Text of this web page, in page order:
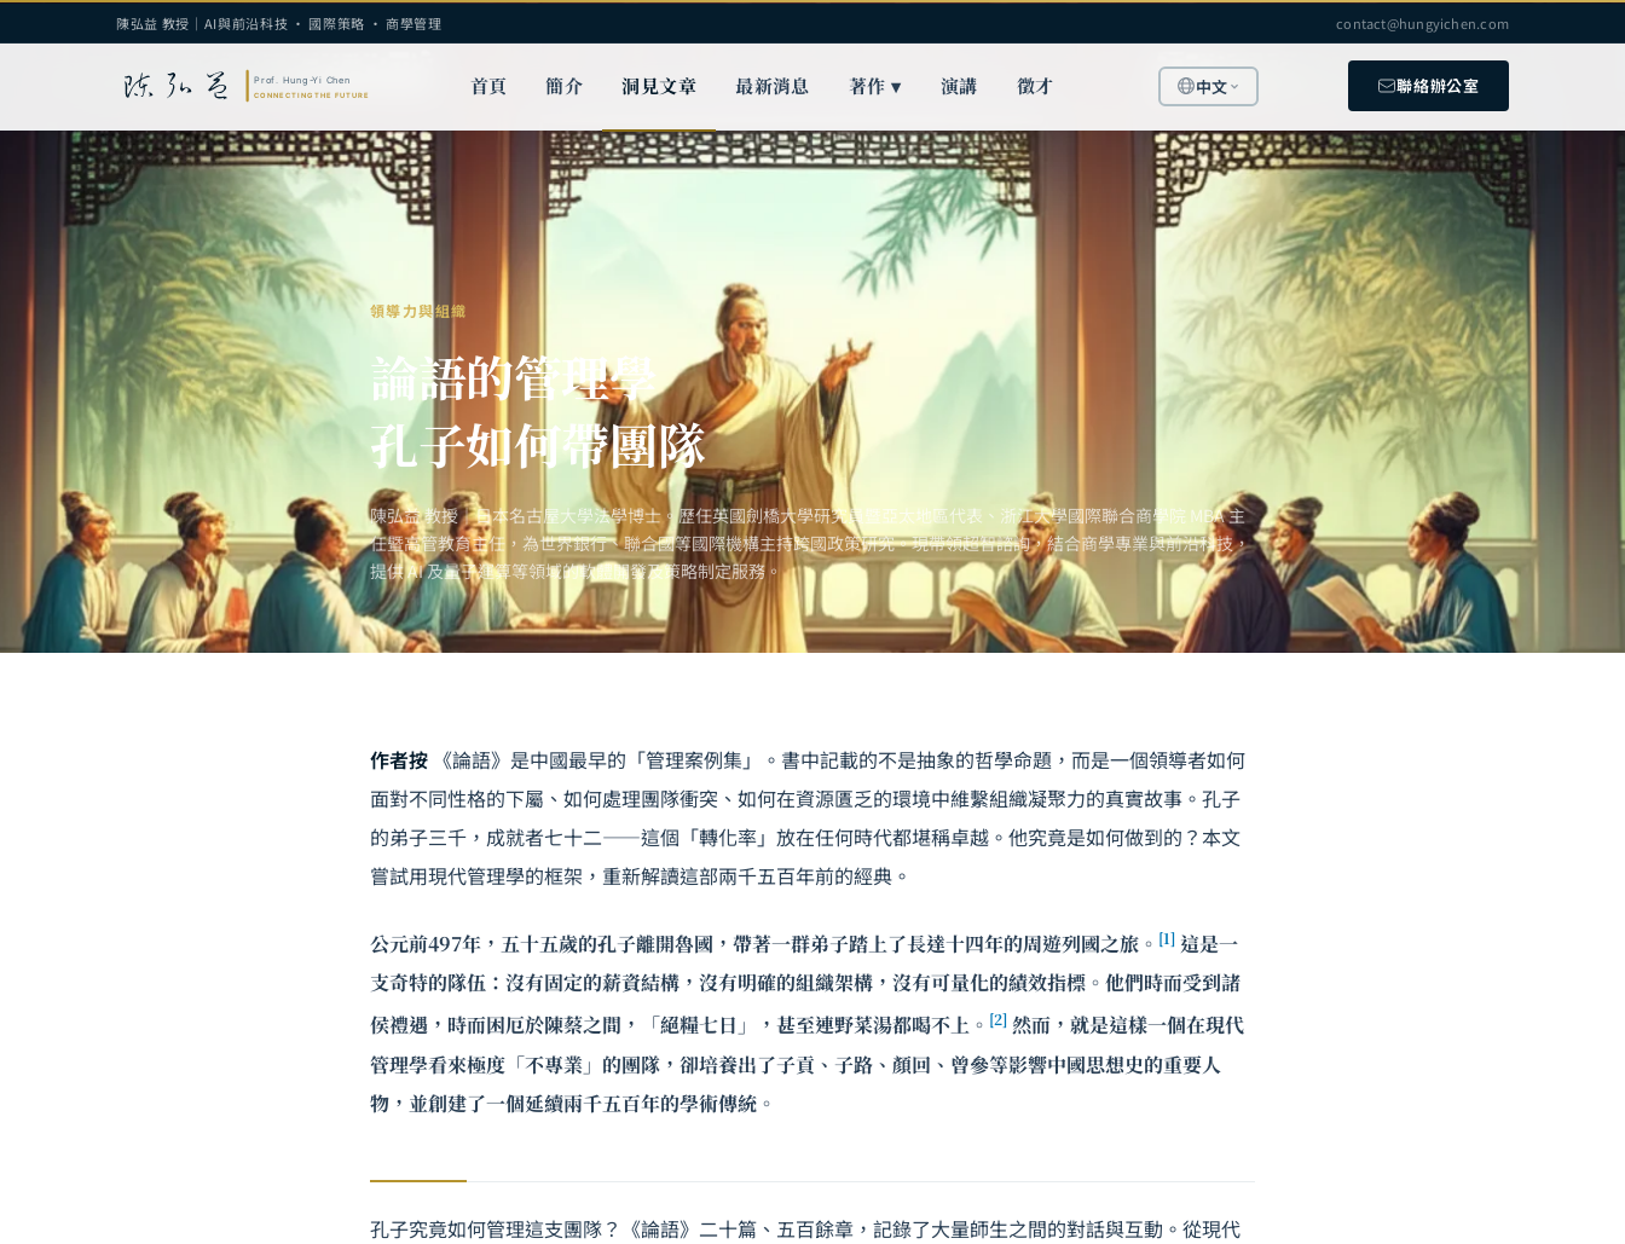
陳弘益 教授｜AI與前沿科技 · 國際策略 · 商學管理 contact@hungyichen.com
首頁 簡介 洞見文章 最新消息 著作 ▾ 演講 徵才 中文 聯絡辦公室
領導力與組織
論語的管理學
孔子如何帶團隊
陳弘益 教授｜日本名古屋大學法學博士。歷任英國劍橋大學研究員暨亞太地區代表、浙江大學國際聯合商學院 MBA 主
任暨高管教育主任，為世界銀行、聯合國等國際機構主持跨國政策研究。現帶領超智諮詢，結合商學專業與前沿科技，
提供 AI 及量子運算等領域的軟體開發及策略制定服務。
作者按 《論語》是中國最早的「管理案例集」。書中記載的不是抽象的哲學命題，而是一個領導者如何
面對不同性格的下屬、如何處理團隊衝突、如何在資源匱乏的環境中維繫組織凝聚力的真實故事。孔子
的弟子三千，成就者七十二——這個「轉化率」放在任何時代都堪稱卓越。他究竟是如何做到的？本文
嘗試用現代管理學的框架，重新解讀這部兩千五百年前的經典。
公元前497年，五十五歲的孔子離開魯國，帶著一群弟子踏上了長達十四年的周遊列國之旅。 [1] 這是一
支奇特的隊伍：沒有固定的薪資結構，沒有明確的組織架構，沒有可量化的績效指標。他們時而受到諸
侯禮遇，時而困厄於陳蔡之間，「絕糧七日」，甚至連野菜湯都喝不上。 [2] 然而，就是這樣一個在現代
管理學看來極度「不專業」的團隊，卻培養出了子貢、子路、顏回、曾參等影響中國思想史的重要人
物，並創建了一個延續兩千五百年的學術傳統。
孔子究竟如何管理這支團隊？《論語》二十篇、五百餘章，記錄了大量師生之間的對話與互動。從現代